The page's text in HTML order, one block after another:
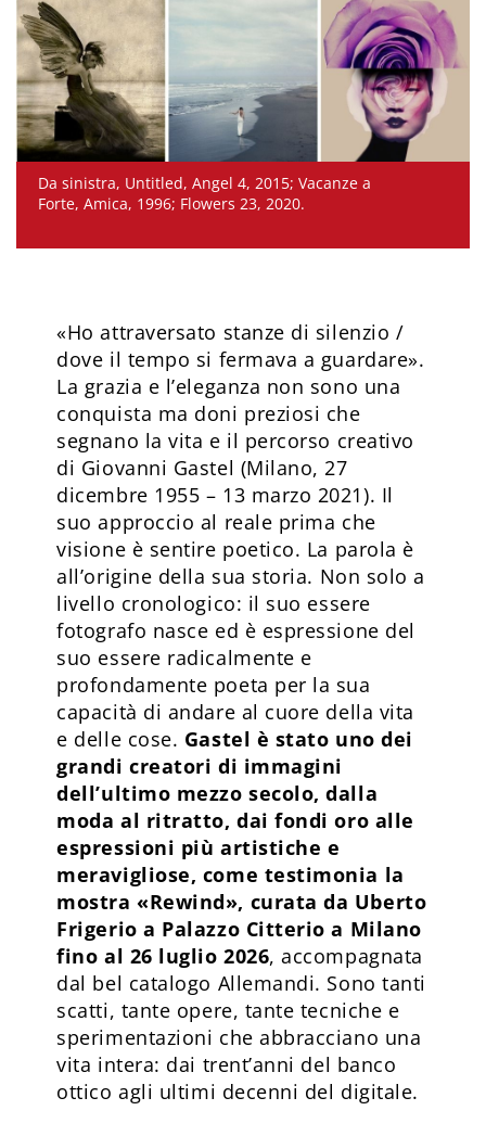
Da sinistra, Untitled, Angel 4, 2015; Vacanze a
Forte, Amica, 1996; Flowers 23, 2020.
«Ho attraversato stanze di silenzio /
dove il tempo si fermava a guardare».
La grazia e l’eleganza non sono una
conquista ma doni preziosi che
segnano la vita e il percorso creativo
di Giovanni Gastel (Milano, 27
dicembre 1955 – 13 marzo 2021). Il
suo approccio al reale prima che
visione è sentire poetico. La parola è
all’origine della sua storia. Non solo a
livello cronologico: il suo essere
fotografo nasce ed è espressione del
suo essere radicalmente e
profondamente poeta per la sua
capacità di andare al cuore della vita
e delle cose. Gastel è stato uno dei
grandi creatori di immagini
dell’ultimo mezzo secolo, dalla
moda al ritratto, dai fondi oro alle
espressioni più artistiche e
meravigliose, come testimonia la
mostra «Rewind», curata da Uberto
Frigerio a Palazzo Citterio a Milano
fino al 26 luglio 2026, accompagnata
dal bel catalogo Allemandi. Sono tanti
scatti, tante opere, tante tecniche e
sperimentazioni che abbracciano una
vita intera: dai trent’anni del banco
ottico agli ultimi decenni del digitale.